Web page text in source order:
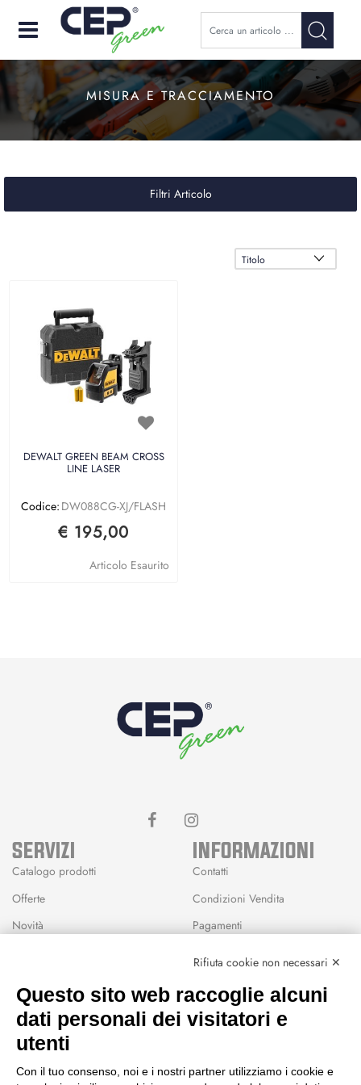
Open
MISURA E TRACCIAMENTO
Filtri Articolo
DEWALT GREEN BEAM CROSS
LINE LASER
Codice: DW088CG-XJ/FLASH
€ 195,00
Articolo Esaurito
SERVIZI
Catalogo prodotti
Offerte
Novità
Wishlist
INFORMAZIONI
Contatti
Condizioni Vendita
Pagamenti
CEP GREEN
Fanano (MO)
Rifiuta cookie non necessari ✕
Questo sito web raccoglie alcuni
dati personali dei visitatori e
utenti
Con il tuo consenso, noi e i nostri partner utilizziamo i cookie e